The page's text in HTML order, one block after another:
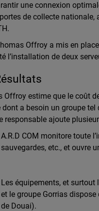
une connexion
de collecte
Offroy a mis en
l’installation de deux
Offroy estime que le coût
dont a besoin un groupe
responsable ajoute
A.R.D COM monitore toute
sauvegardes, etc., et ouvre
Les équipements, et surtout
et le groupe Gorrias
de Douai).